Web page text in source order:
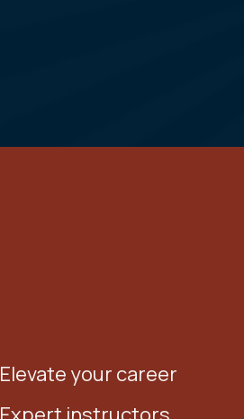
Elevate your career